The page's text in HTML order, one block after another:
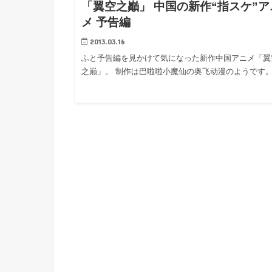
「翼空之巓」 中国の新作“指スケ”ア
メ 予告編
2013.03.16
ふと予告編を見かけて気になった新作中国アニメ「
之巅」。 制作は巴啦啦小魔仙の奥飞动漫のようです。